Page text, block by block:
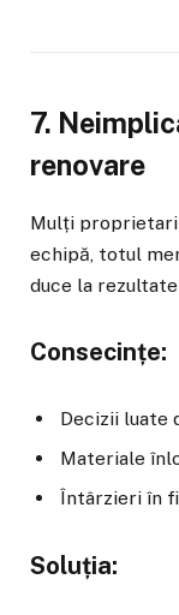
7.
renovare
Mulți proprietari
echipă, totul
duce la
Consecințe:
Decizii luate
Materiale
Întârzieri în
Soluția: